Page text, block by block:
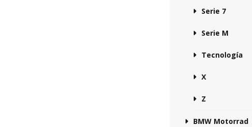
Serie 7
Serie M
Tecnología
X
Z
BMW Motorrad